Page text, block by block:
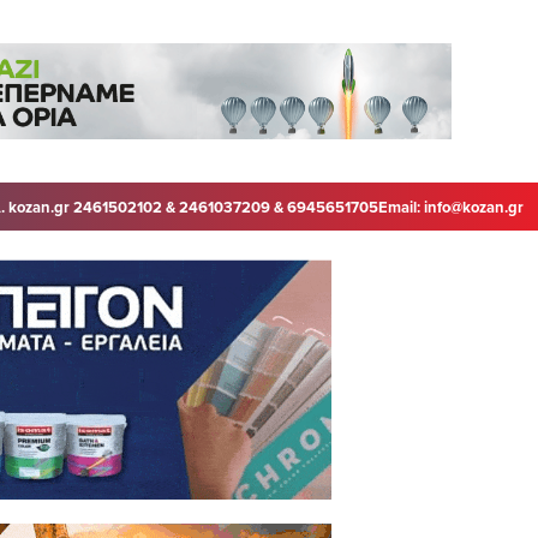
kozan.gr 2461502102 & 2461037209 & 6945651705Email:info@kozan.gr